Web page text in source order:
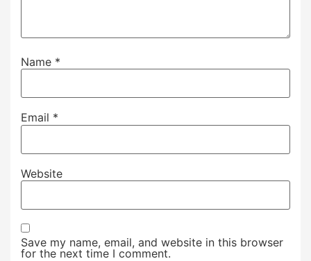
Name *
Email *
Website
Save my name, email, and website in this browser
for the next time I comment.